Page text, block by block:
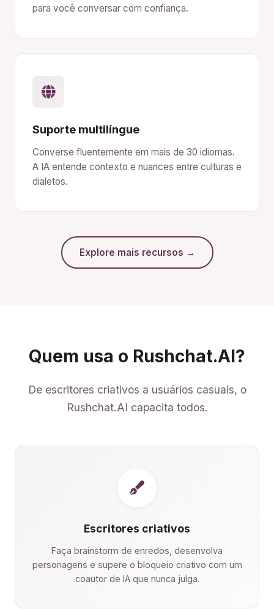
para você conversar com confiança.
Suporte multilíngue
Converse fluentemente em mais de 30 idiomas.
A IA entende contexto e nuances entre culturas e
dialetos.
Explore mais recursos →
Quem usa o Rushchat.AI?
De escritores criativos a usuários casuais, o
Rushchat.AI capacita todos.
Escritores criativos
Faça brainstorm de enredos, desenvolva
personagens e supere o bloqueio criativo com um
coautor de IA que nunca julga.